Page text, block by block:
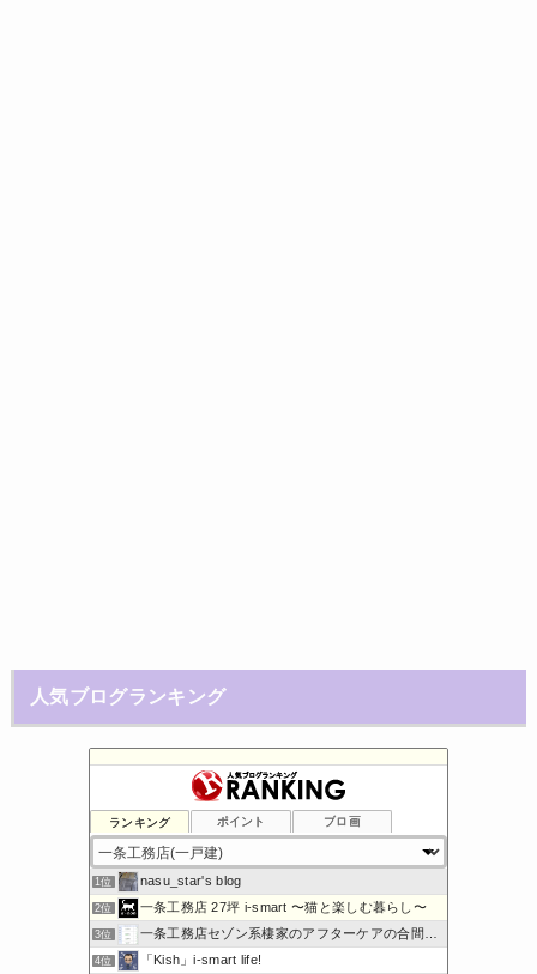
人気ブログランキング
ランキング ポイント ブロ画
1位 nasu_star's blog
2位 一条工務店 27坪 i-smart 〜猫と楽しむ暮らし〜
3位 一条工務店セゾン系棲家のアフターケアの合間に綴るブログ
4位 「Kish」i-smart life!